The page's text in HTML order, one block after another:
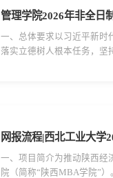
管理学院2026年非全日
一、总体要求以习近平新时
落实立德树人根本任务，坚
网报流程|西北工业大学
一、项目简介为推动陕西经
院（简称“陕西MBA学院”